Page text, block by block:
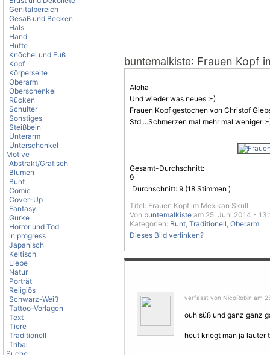
Genitalbereich
Gesäß und Becken
Hals
Hand
Hüfte
Knöchel und Fuß
Kopf
Körperseite
Oberarm
Oberschenkel
Rücken
Schulter
Sonstiges
Steißbein
Unterarm
Unterschenkel
Motive
Abstrakt/Grafisch
Blumen
Bunt
Comic
Cover-Up
Fantasy
Gurke
Horror und Tod
in progress
Japanisch
Keltisch
Liebe
Natur
Porträt
Religiös
Schwarz-Weiß
Tattoo-Vorlagen
Text
Tiere
Traditionell
Tribal
buntemalkiste: Frauen Kopf
Aloha
Und wieder was neues :-)
Frauen Kopf gestochen von Christof
Std ...Schmerzen mal mehr mal weniger
Gesamt-Durchschnitt:
9
Durchschnitt: 9 (18 Stimmen )
Titel: Frauen Kopf im Mexikan Skull
Von buntemalkiste am 25. Juni 2014 -
Kategorien: Bunt, Traditionell, Oberarm
Dieses Bild verlinken?
verfasst von NicoRobin am
ouh süß und ganz ganz
heut kriegt man ja lauter